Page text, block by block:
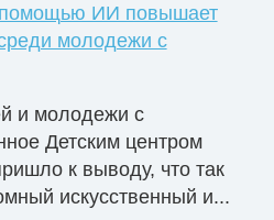
помощью ИИ повышает
молодежи с
и молодежи с
Детским центром
к выводу, что так
искусственный и...